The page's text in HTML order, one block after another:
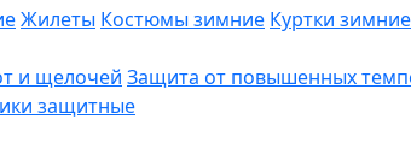
Жилеты Костюмы зимние Куртки зимние
и щелочей Защита от повышенных
защитные